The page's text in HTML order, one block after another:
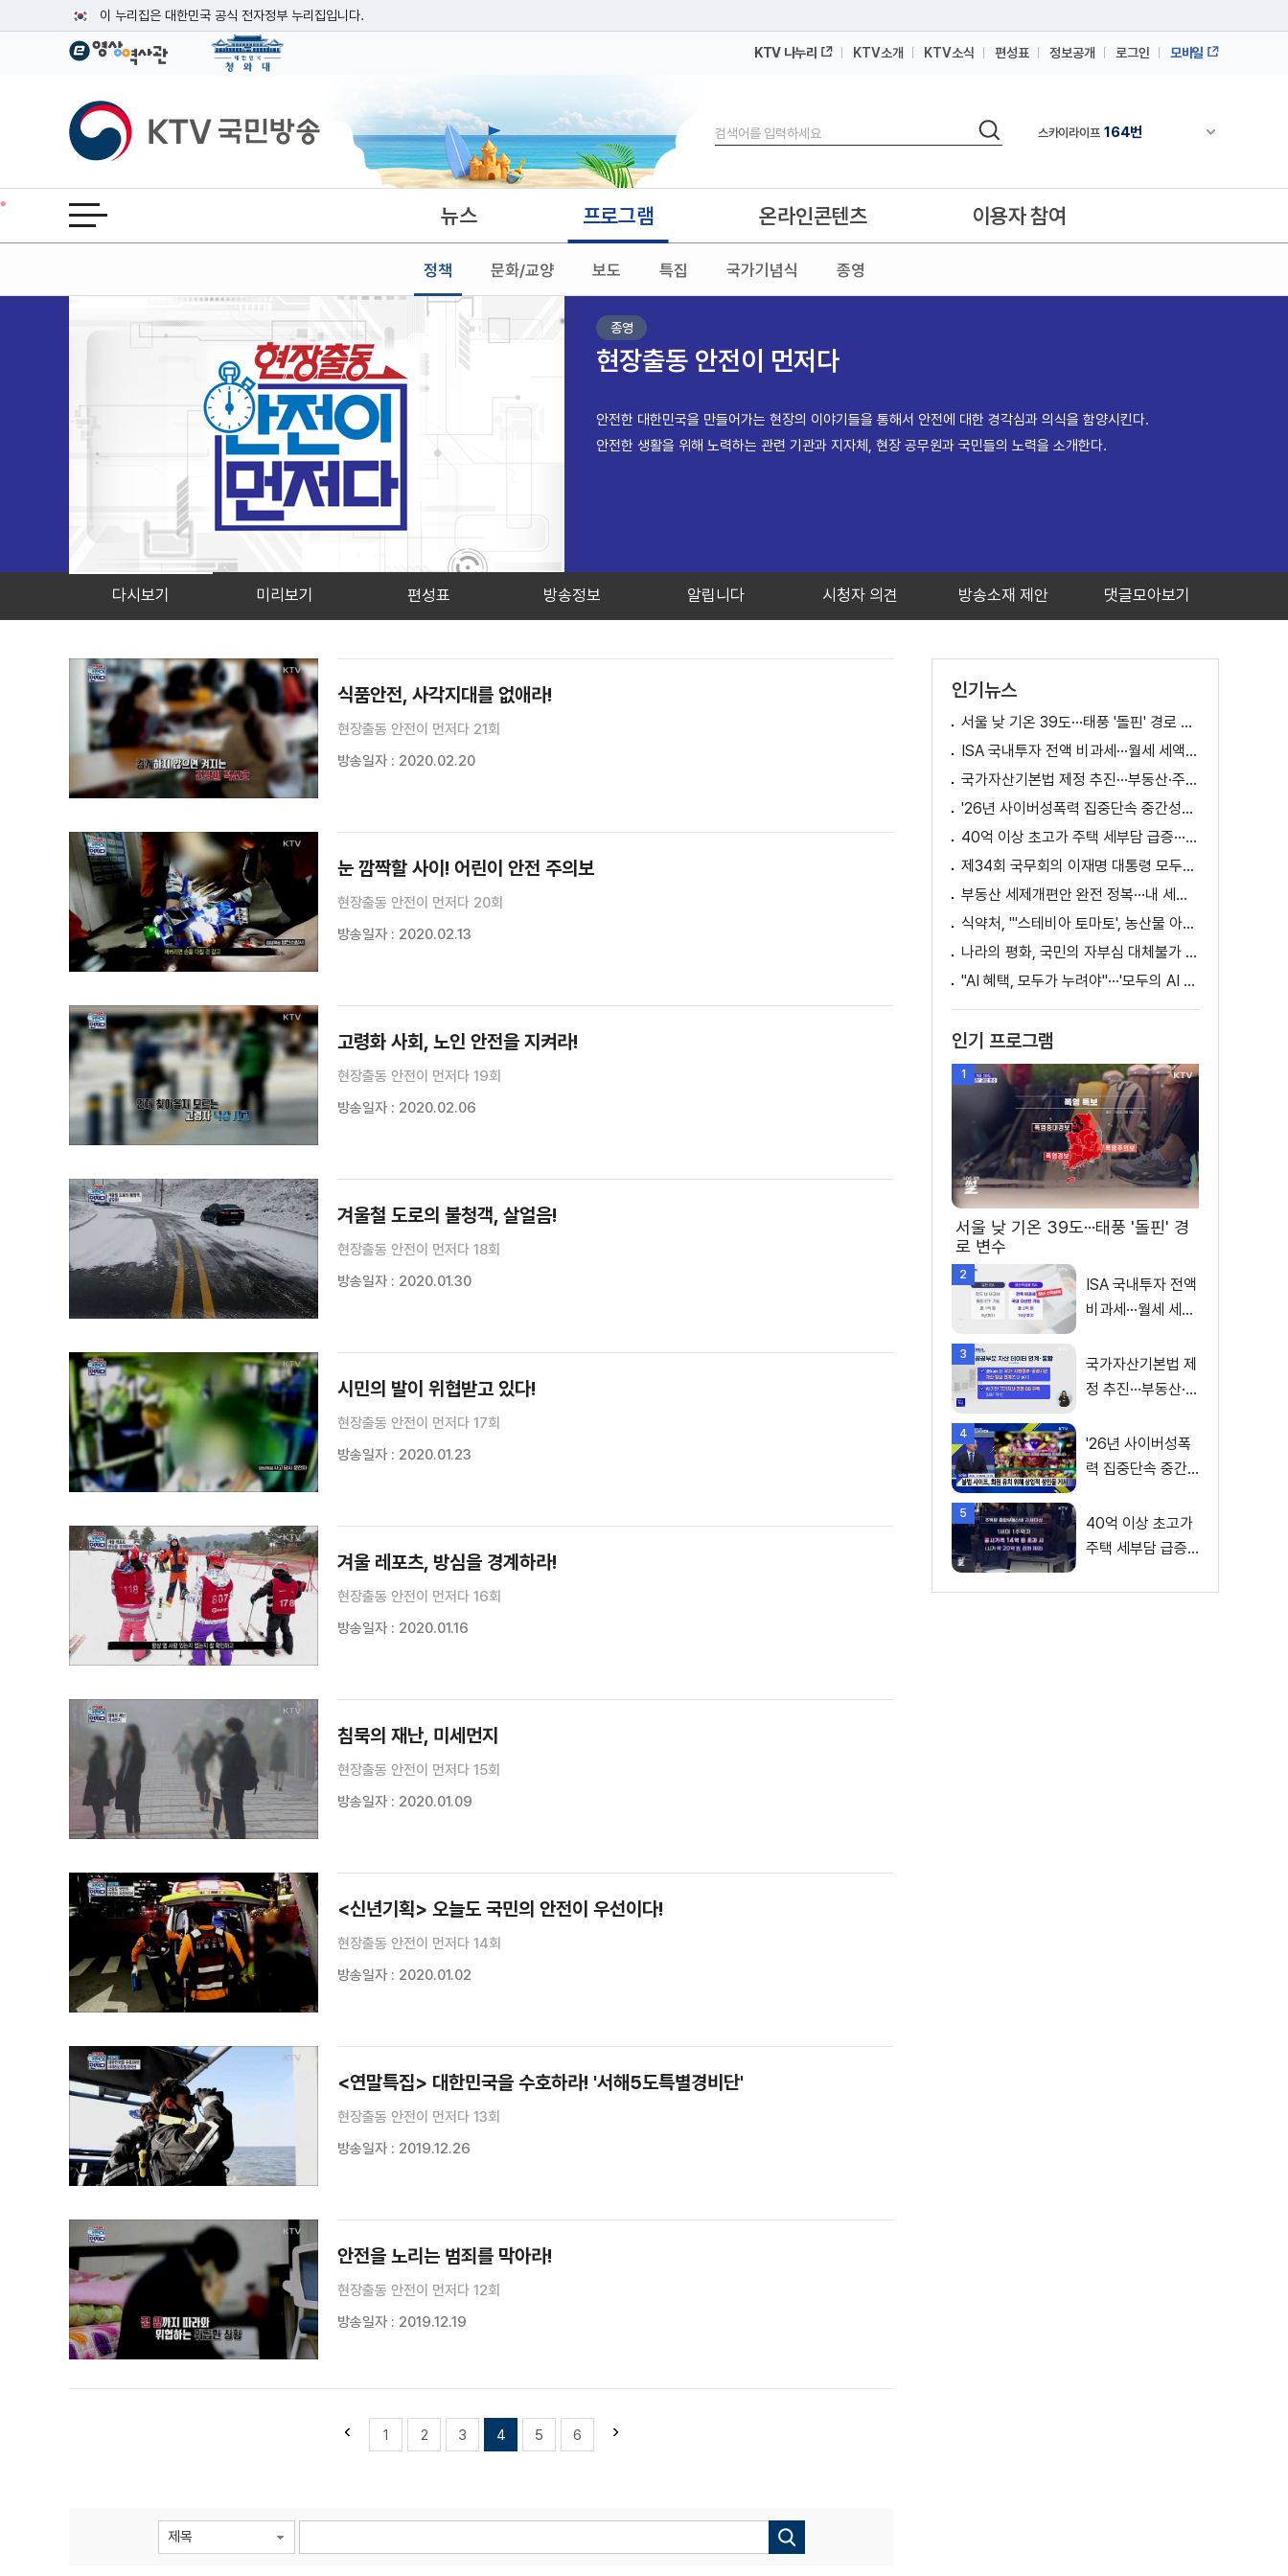
이 누리집은 대한민국 공식 전자정부 누리집입니다.
공식 누리집 주소 확인하기
이밖에 or.kr 또는 .kr등 다른 도메인 주소를 사용하고 있다면 아래 URL에서 도메인 주소를 확인해 보세요
운영중인 공식 누리집보기
KTV 나누리 KTV소개 KTV소식 편성표 정보공개 로그인 모바일
KTV국민방송
검색
검색 채널안내 펼쳐
IPTV(KT, SKB, LGU+)
IPTV(KT, SKB, LGU+)
전체메뉴 열기 뉴스 프로그램
정책 문화/교양 보도 특집 국가기념식 종영
온라인콘텐츠 이용자 참여
종영
현장출동 안전이 먼저다
안전한 대한민국을 만들어가는 현장의 이야기들을 통해서 안전에 대한 경각심과 의식을 함양시킨다.
안전한 생활을 위해 노력하는 관련 기관과 지자체, 현장 공무원과 국민들의 노력을 소개한다.
다시보기 미리보기 편성표 방송정보 알립니다 시청자 의견 방송소재 제안 댓글모아보기
식품안전, 사각지대를 없애라!
현장출동 안전이 먼저다 21회
방송일자 : 2020.02.20
눈 깜짝할 사이! 어린이 안전 주의보
현장출동 안전이 먼저다 20회
방송일자 : 2020.02.13
고령화 사회, 노인 안전을 지켜라!
현장출동 안전이 먼저다 19회
방송일자 : 2020.02.06
겨울철 도로의 불청객, 살얼음!
현장출동 안전이 먼저다 18회
방송일자 : 2020.01.30
시민의 발이 위협받고 있다!
현장출동 안전이 먼저다 17회
방송일자 : 2020.01.23
겨울 레포츠, 방심을 경계하라!
현장출동 안전이 먼저다 16회
방송일자 : 2020.01.16
침묵의 재난, 미세먼지
현장출동 안전이 먼저다 15회
방송일자 : 2020.01.09
<신년기획> 오늘도 국민의 안전이 우선이다!
현장출동 안전이 먼저다 14회
방송일자 : 2020.01.02
<연말특집> 대한민국을 수호하라! '서해5도특별경비단'
현장출동 안전이 먼저다 13회
방송일자 : 2019.12.26
안전을 노리는 범죄를 막아라!
현장출동 안전이 먼저다 12회
방송일자 : 2019.12.19
1 2 3 4 5 6
검색 조건
제목
검색어 입력
검색
인기뉴스
서울 낮 기온 39도···태풍 '돌핀' 경로 변수
ISA 국내투자 전액 비과세···월세 세액공제 확대
국가자산기본법 제정 추진···부동산·주식 등 통합 관리
'26년 사이버성폭력 집중단속 중간성과 발표···향후 추진계획은?
40억 이상 초고가 주택 세부담 급증···실수요자 보호 강화
제34회 국무회의 이재명 대통령 모두발언
부동산 세제개편안 완전 정복···내 세금 어떻게 달라지나? [K-정책 사용법]
식약처, "'스테비아 토마토', 농산물 아닌 가공식품"
나라의 평화, 국민의 자부심 대체불가 대한민국 이재명 대통령 모두말씀
"AI 혜택, 모두가 누려야"···'모두의 AI 성장사다리' 출범
인기 프로그램
1
서울 낮 기온 39도···태풍 '돌핀' 경
로 변수
2
ISA 국내투자 전액
비과세···월세 세액
3
국가자산기본법 제
정 추진···부동산·주
4
'26년 사이버성폭
력 집중단속 중간
진계획은?
5
40억 이상 초고가
주택 세부담 급증···
화